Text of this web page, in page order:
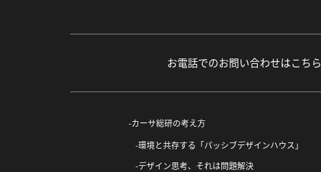
お電話でのお問い合わせはこちら
カーサ総研の考え方
環境と共存する「パッシブデザインハウス」
デザイン思考、それは問題解決